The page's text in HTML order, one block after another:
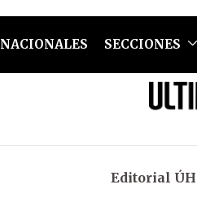
NACIONALES SECCIONES
Editorial ÚH